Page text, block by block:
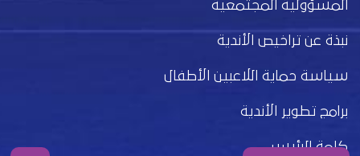
المسؤولية المجتمعية
نبذة عن تراخيص الأندية
سياسة حماية اللاعبين الأطفال
برامج تطوير الأندية
كلمة الرئيس